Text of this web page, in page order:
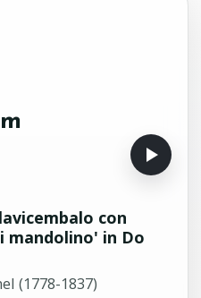
con
mandolino' in Do
(1778-1837)